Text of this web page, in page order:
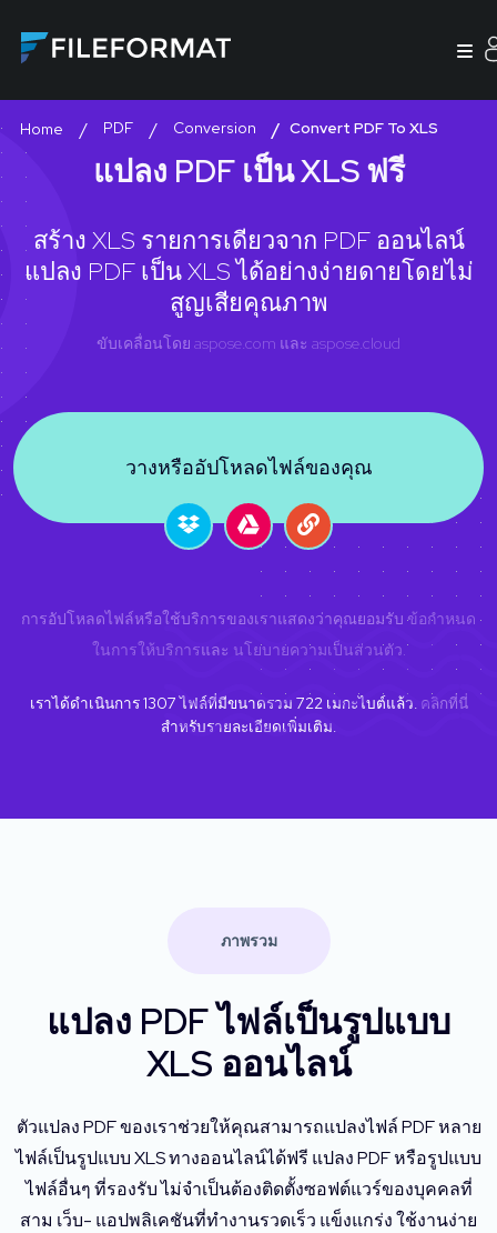
Home PDF Conversion Convert PDF To XLS
แปลง PDF เป็น XLS ฟรี
สร้าง XLS รายการเดียวจาก PDF ออนไลน์
แปลง PDF เป็น XLS ได้อย่างง่ายดายโดยไม่
สูญเสียคุณภาพ
ขับเคลื่อนโดย aspose.com และ aspose.cloud
วางหรืออัปโหลดไฟล์ของคุณ
การอัปโหลดไฟล์หรือใช้บริการของเราแสดงว่าคุณยอมรับ ข้อกำหนด
ในการให้บริการและ นโยบายความเป็นส่วนตัว
เราได้ดำเนินการ1307ไฟล์ที่มีขนาดรวม 722 เมกะไบต์แล้ว. คลิกที่นี่
สำหรับรายละเอียดเพิ่มเติม.
ภาพรวม
แปลง PDF ไฟล์เป็นรูปแบบ
XLS ออนไลน์
ตัวแปลง PDF ของเราช่วยให้คุณสามารถแปลงไฟล์ PDF หลาย
ไฟล์เป็นรูปแบบ XLS ทางออนไลน์ได้ฟรี แปลง PDF หรือรูปแบบ
ไฟล์อื่นๆ ที่รองรับ ไม่จำเป็นต้องติดตั้งซอฟต์แวร์ของบุคคลที่
สาม เว็บ- แอปพลิเคชันที่ทำงานรวดเร็ว แข็งแกร่ง ใช้งานง่าย